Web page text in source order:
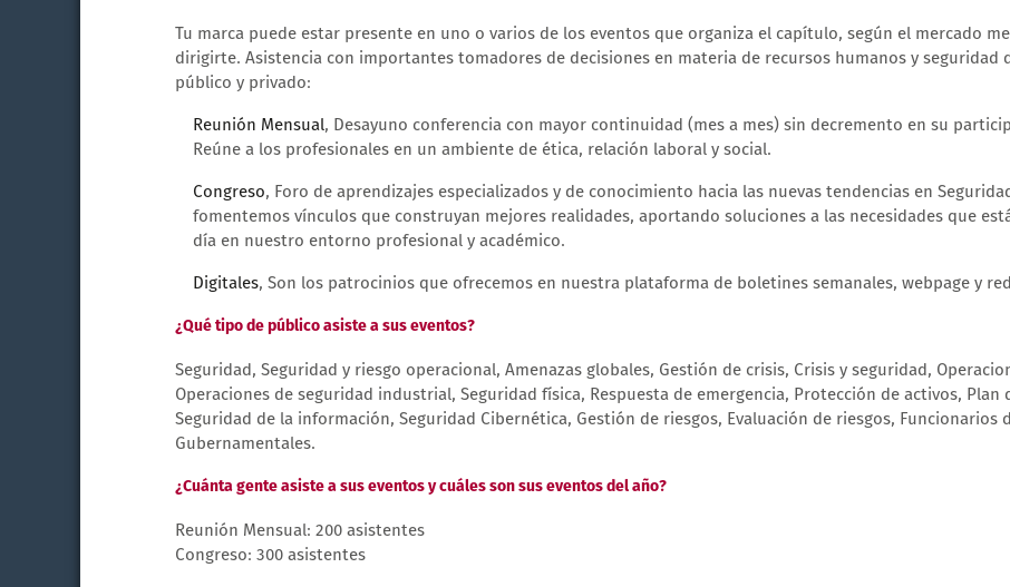
Tu marca puede estar presente en uno o varios de los eventos que organiza el capítulo, según el mercado
dirigirte. Asistencia con importantes tomadores de decisiones en materia de recursos humanos y seguridad
público y privado:
Reunión Mensual, Desayuno conferencia con mayor continuidad (mes a mes) sin decremento en su
Reúne a los profesionales en un ambiente de ética, relación laboral y social.
Congreso, Foro de aprendizajes especializados y de conocimiento hacia las nuevas tendencias en
fomentemos vínculos que construyan mejores realidades, aportando soluciones a las necesidades que
día en nuestro entorno profesional y académico.
Digitales, Son los patrocinios que ofrecemos en nuestra plataforma de boletines semanales, webpage y
¿Qué tipo de público asiste a sus eventos?
Seguridad, Seguridad y riesgo operacional, Amenazas globales, Gestión de crisis, Crisis y seguridad,
Operaciones de seguridad industrial, Seguridad física, Respuesta de emergencia, Protección de activos, Plan
Seguridad de la información, Seguridad Cibernética, Gestión de riesgos, Evaluación de riesgos, Funcionarios
Gubernamentales.
¿Cuánta gente asiste a sus eventos y cuáles son sus eventos del año?
Reunión Mensual: 200 asistentes
Congreso: 300 asistentes